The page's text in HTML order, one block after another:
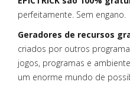
perfeitamente. Sem engano.
Geradores de recursos
criados por outros
jogos, programas e
um enorme mundo de